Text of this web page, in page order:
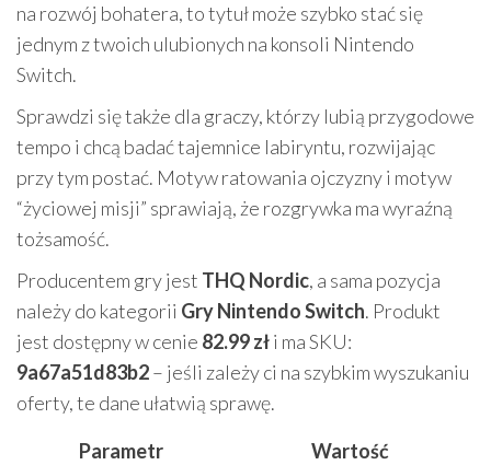
na rozwój bohatera, to tytuł może szybko stać się
jednym z twoich ulubionych na konsoli Nintendo
Switch.
Sprawdzi się także dla graczy, którzy lubią przygodowe
tempo i chcą badać tajemnice labiryntu, rozwijając
przy tym postać. Motyw ratowania ojczyzny i motyw
“życiowej misji” sprawiają, że rozgrywka ma wyraźną
tożsamość.
Producentem gry jest THQ Nordic, a sama pozycja
należy do kategorii Gry Nintendo Switch. Produkt
jest dostępny w cenie 82.99 złi ma SKU:
9a67a51d83b2– jeśli zależy ci na szybkim wyszukaniu
oferty, te dane ułatwią sprawę.
Parametr
Wartość